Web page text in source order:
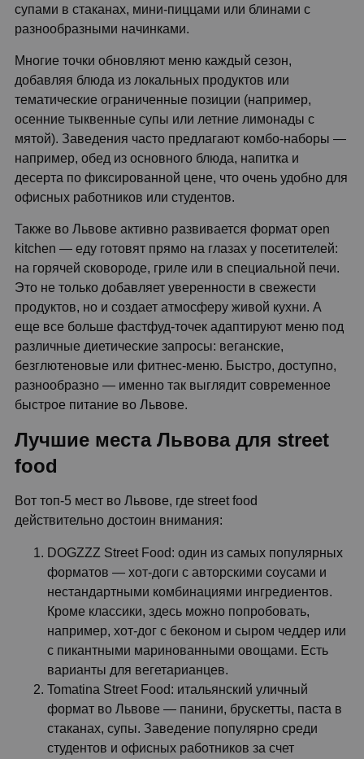
супами в стаканах, мини-пиццами или блинами с
разнообразными начинками.
Многие точки обновляют меню каждый сезон,
добавляя блюда из локальных продуктов или
тематические ограниченные позиции (например,
осенние тыквенные супы или летние лимонады с
мятой). Заведения часто предлагают комбо-наборы —
например, обед из основного блюда, напитка и
десерта по фиксированной цене, что очень удобно для
офисных работников или студентов.
Также во Львове активно развивается формат open
kitchen — еду готовят прямо на глазах у посетителей:
на горячей сковороде, гриле или в специальной печи.
Это не только добавляет уверенности в свежести
продуктов, но и создает атмосферу живой кухни. А
еще все больше фастфуд-точек адаптируют меню под
различные диетические запросы: веганские,
безглютеновые или фитнес-меню. Быстро, доступно,
разнообразно — именно так выглядит современное
быстрое питание во Львове.
Лучшие места Львова для street
food
Вот топ-5 мест во Львове, где street food
действительно достоин внимания:
DOGZZZ Street Food: один из самых популярных
форматов — хот-доги с авторскими соусами и
нестандартными комбинациями ингредиентов.
Кроме классики, здесь можно попробовать,
например, хот-дог с беконом и сыром чеддер или
с пикантными маринованными овощами. Есть
варианты для вегетарианцев.
Tomatina Street Food: итальянский уличный
формат во Львове — панини, брускетты, паста в
стаканах, супы. Заведение популярно среди
студентов и офисных работников за счет